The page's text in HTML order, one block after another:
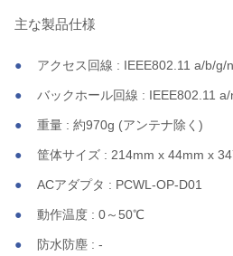
主な製品仕様
アクセス回線 : IEEE802.11 a/b/g/
バックホール回線 : IEEE802.11
重量 : 約970g (アンテナ除く)
筐体サイズ : 214mm x 44mm x
ACアダプタ : PCWL-OP-D01
動作温度 : 0～50℃
防水防塵 : -